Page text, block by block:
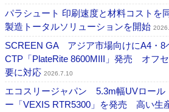
パラシュート 印刷速度と材料コストを
製造トータルソリューションを開始
SCREEN GA アジア市場向けにA4・8
CTP「PlateRite 8600MIII」発売 オフ
要に対応 2026.7.10
エコスリージャパン 5.3m幅UVロール
ー「VEXIS RTR5300」を発売 高い生